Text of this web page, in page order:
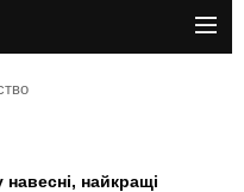
найкращі